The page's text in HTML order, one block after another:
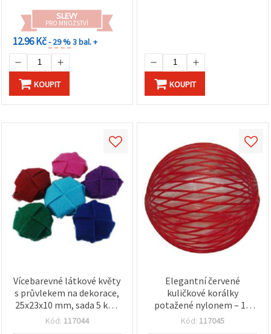
SLEVY
PRO MNOŽSTVÍ
12.96 Kč- 29 %3 bal. +
KOUPIT KOUPIT
Vícebarevné látkové květy
s průvlekem na dekorace,
25x23x10 mm, sada 5 ks –
ideální na doplňky a
Kód: 117044
Elegantní červené
kuličkové korálky
potažené nylonem – 16
mm, otvor 2 mm, balení 5
Kód: 117045